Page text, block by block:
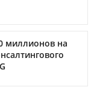
миллионов на